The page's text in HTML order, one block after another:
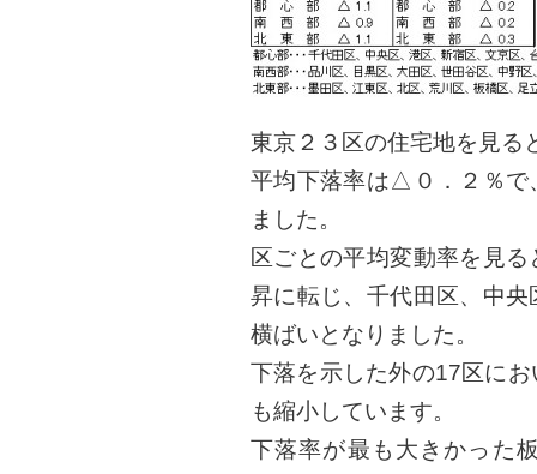
東京２３区の住宅地を見る
平均下落率は△０．２％で
ました。
区ごとの平均変動率を見
昇に転じ、千代田区、中
横ばいとなりました。
下落を示した外の17区に
も縮小しています。
下落率が最も大きかった